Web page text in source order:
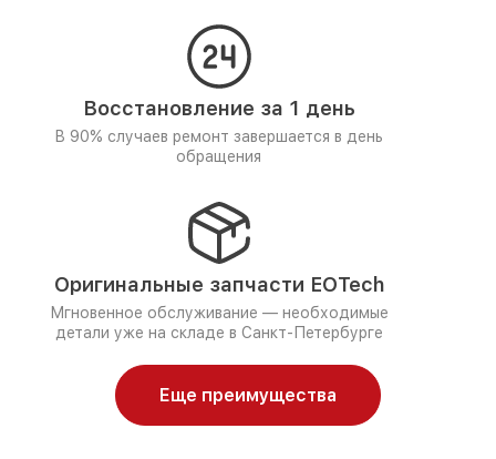
Восстановление за 1 день
В 90% случаев ремонт завершается в день
обращения
Оригинальные запчасти EOTech
Мгновенное обслуживание — необходимые
детали уже на складе в Санкт-Петербурге
Еще преимущества